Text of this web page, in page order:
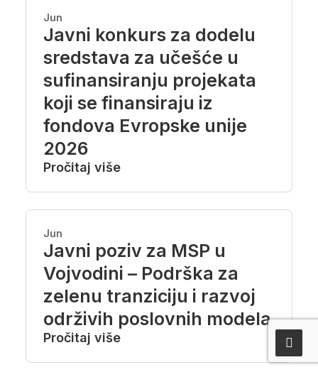
Jun
Javni konkurs za dodelu
sredstava za učešće u
sufinansiranju projekata
koji se finansiraju iz
fondova Evropske unije
2026
Pročitaj više
Jun
Javni poziv za MSP u
Vojvodini – Podrška za
zelenu tranziciju i razvoj
održivih poslovnih modela
Pročitaj više